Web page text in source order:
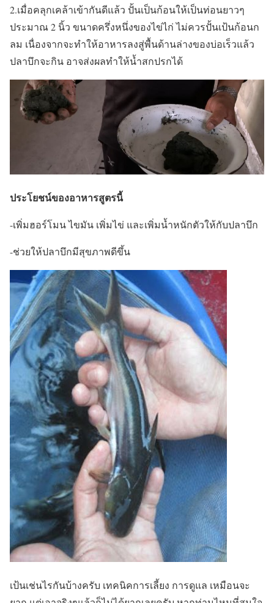
2.เมื่อคลุกเคล้าเข้ากันดีแล้ว ปั้นเป็นก้อนให้เป็นท่อนยาวๆ
ประมาณ 2 นิ้ว ขนาดครึ่งหนึ่งของไข่ไก่ ไม่ควรปั้นเป้นก้อนก
ลม เนื่องจากจะทำให้อาหารลงสู่พื้นด้านล่างของบ่อเร็วแล้ว
ปลาบึกจะกิน อาจส่งผลทำให้น้ำสกปรกได้
ประโยชน์ของอาหารสูตรนี้
-เพิ่มฮอร์โมน ไขมัน เพิ่มไข่ และเพิ่มน้ำหนักตัวให้กับปลาบึก
-ช่วยให้ปลาบึกมีสุขภาพดีขึ้น
เป้นเช่นไรกันบ้างครับ เทคนิคการเลี้ยง การดูแล เหมือนจะ